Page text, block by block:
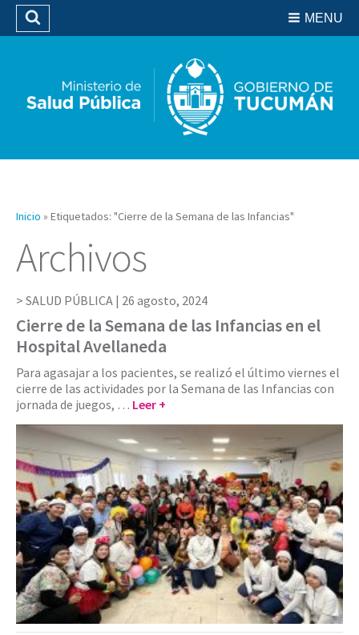
Biblioteca
MENU
Buscar
Inicio » Etiquetados: "Cierre de la Semana de las Infancias"
Archivos
SALUD PÚBLICA | 26 agosto, 2024
Cierre de la Semana de las Infancias en el
Hospital Avellaneda
Para agasajar a los pacientes, se realizó el último viernes el
cierre de las actividades por la Semana de las Infancias con
jornada de juegos, … Leer +